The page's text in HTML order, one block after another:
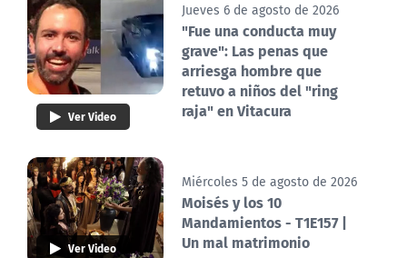
Ver Video
Jueves 6 de agosto de 2026
"Fue una conducta muy
grave": Las penas que
arriesga hombre que
retuvo a niños del "ring
raja" en Vitacura
Ver Video
Miércoles 5 de agosto de 2026
Moisés y los 10
Mandamientos - T1E157 |
Un mal matrimonio